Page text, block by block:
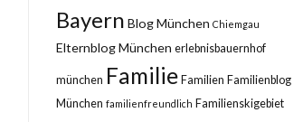
Bayern Blog München Chiemgau
Elternblog München erlebnisbauernhof
münchen Familie Familien Familienblog
München familienfreundlich Familienskigebiet